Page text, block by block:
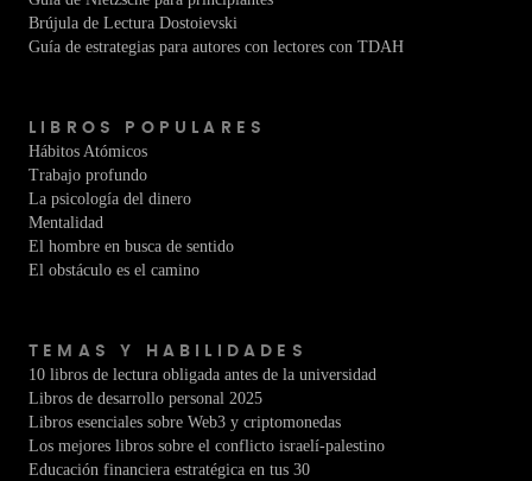
Brújula de Lectura Dostoievski
Guía de estrategias para autores con lectores con TDAH
LIBROS POPULARES
Hábitos Atómicos
Trabajo profundo
La psicología del dinero
Mentalidad
El hombre en busca de sentido
El obstáculo es el camino
TEMAS Y HABILIDADES
10 libros de lectura obligada antes de la universidad
Libros de desarrollo personal 2025
Libros esenciales sobre Web3 y criptomonedas
Los mejores libros sobre el conflicto israelí-palestino
Educación financiera estratégica en tus 30